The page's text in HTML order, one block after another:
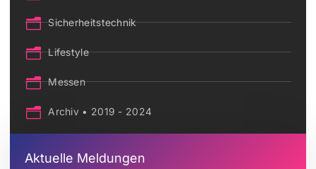
Sicherheitstechnik
Lifestyle
Messen
Archiv • 2019 - 2024
Aktuelle Meldungen